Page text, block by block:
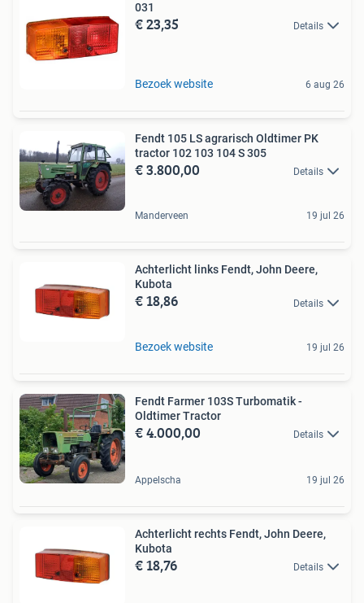
031
€ 23,35 Details
Bezoek website 6 aug 26
Fendt 105 LS agrarisch Oldtimer PK
tractor 102 103 104 S 305
€ 3.800,00 Details
Manderveen 19 jul 26
Achterlicht links Fendt, John Deere,
Kubota
€ 18,86 Details
Bezoek website 19 jul 26
Fendt Farmer 103S Turbomatik -
Oldtimer Tractor
€ 4.000,00 Details
Appelscha 19 jul 26
Achterlicht rechts Fendt, John Deere,
Kubota
€ 18,76 Details